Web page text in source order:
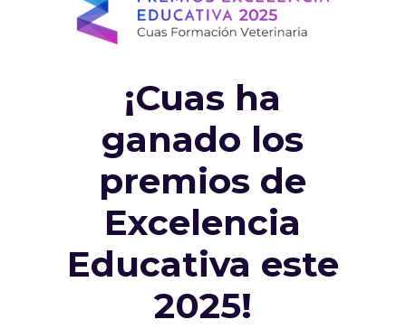
¡Cuas ha
ganado los
premios de
Excelencia
Educativa este
2025!